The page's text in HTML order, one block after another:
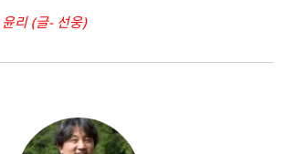
리 (글- 선웅)